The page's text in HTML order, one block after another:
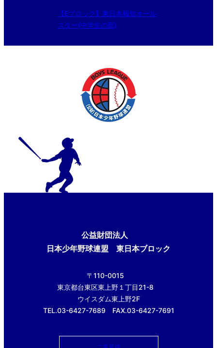
【Eブロック】東日本報知オール
スター(中学生の部)
公益財団法人
日本少年野球連盟 東日本ブロック
〒110-0015
東京都台東区東上野１丁目21-8
ウイスダム東上野2F
TEL.03-6427-7689 FAX.03-6427-7691